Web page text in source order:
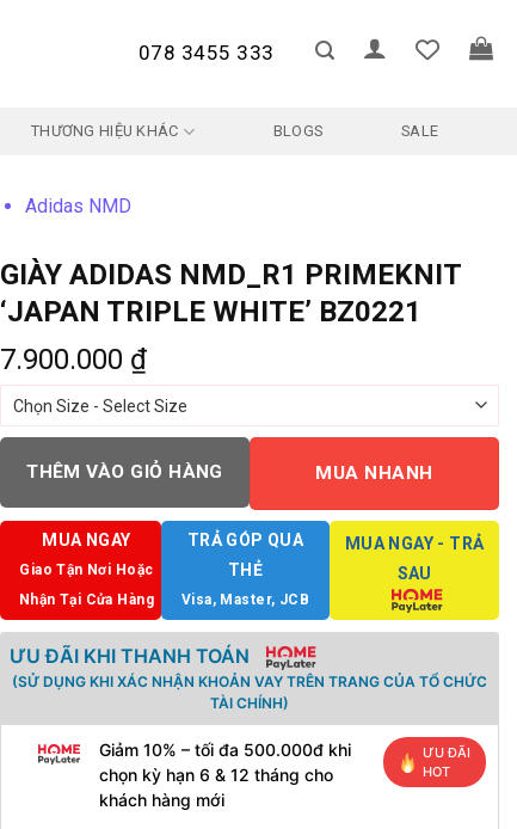
078 3455 333
THƯƠNG HIỆU KHÁC BLOGS
SALE
Adidas NMD
GIÀY ADIDAS NMD_R1 PRIMEKNIT
‘JAPAN TRIPLE WHITE’ BZ0221
7.900.000 ₫
THÊM VÀO GIỎ HÀNG MUA NHANH
MUA NGAY
Giao Tận Nơi Hoặc
Nhận Tại Cửa Hàng
TRẢ GÓP QUA
THẺ
Visa, Master, JCB
MUA NGAY - TRẢ
SAU
ƯU ĐÃI KHI THANH TOÁN
(SỬ DỤNG KHI XÁC NHẬN KHOẢN VAY TRÊN TRANG CỦA TỔ CHỨC
TÀI CHÍNH)
Giảm 10% – tối đa 500.000đ khi
chọn kỳ hạn 6 & 12 tháng cho
khách hàng mới
ƯU ĐÃI
HOT